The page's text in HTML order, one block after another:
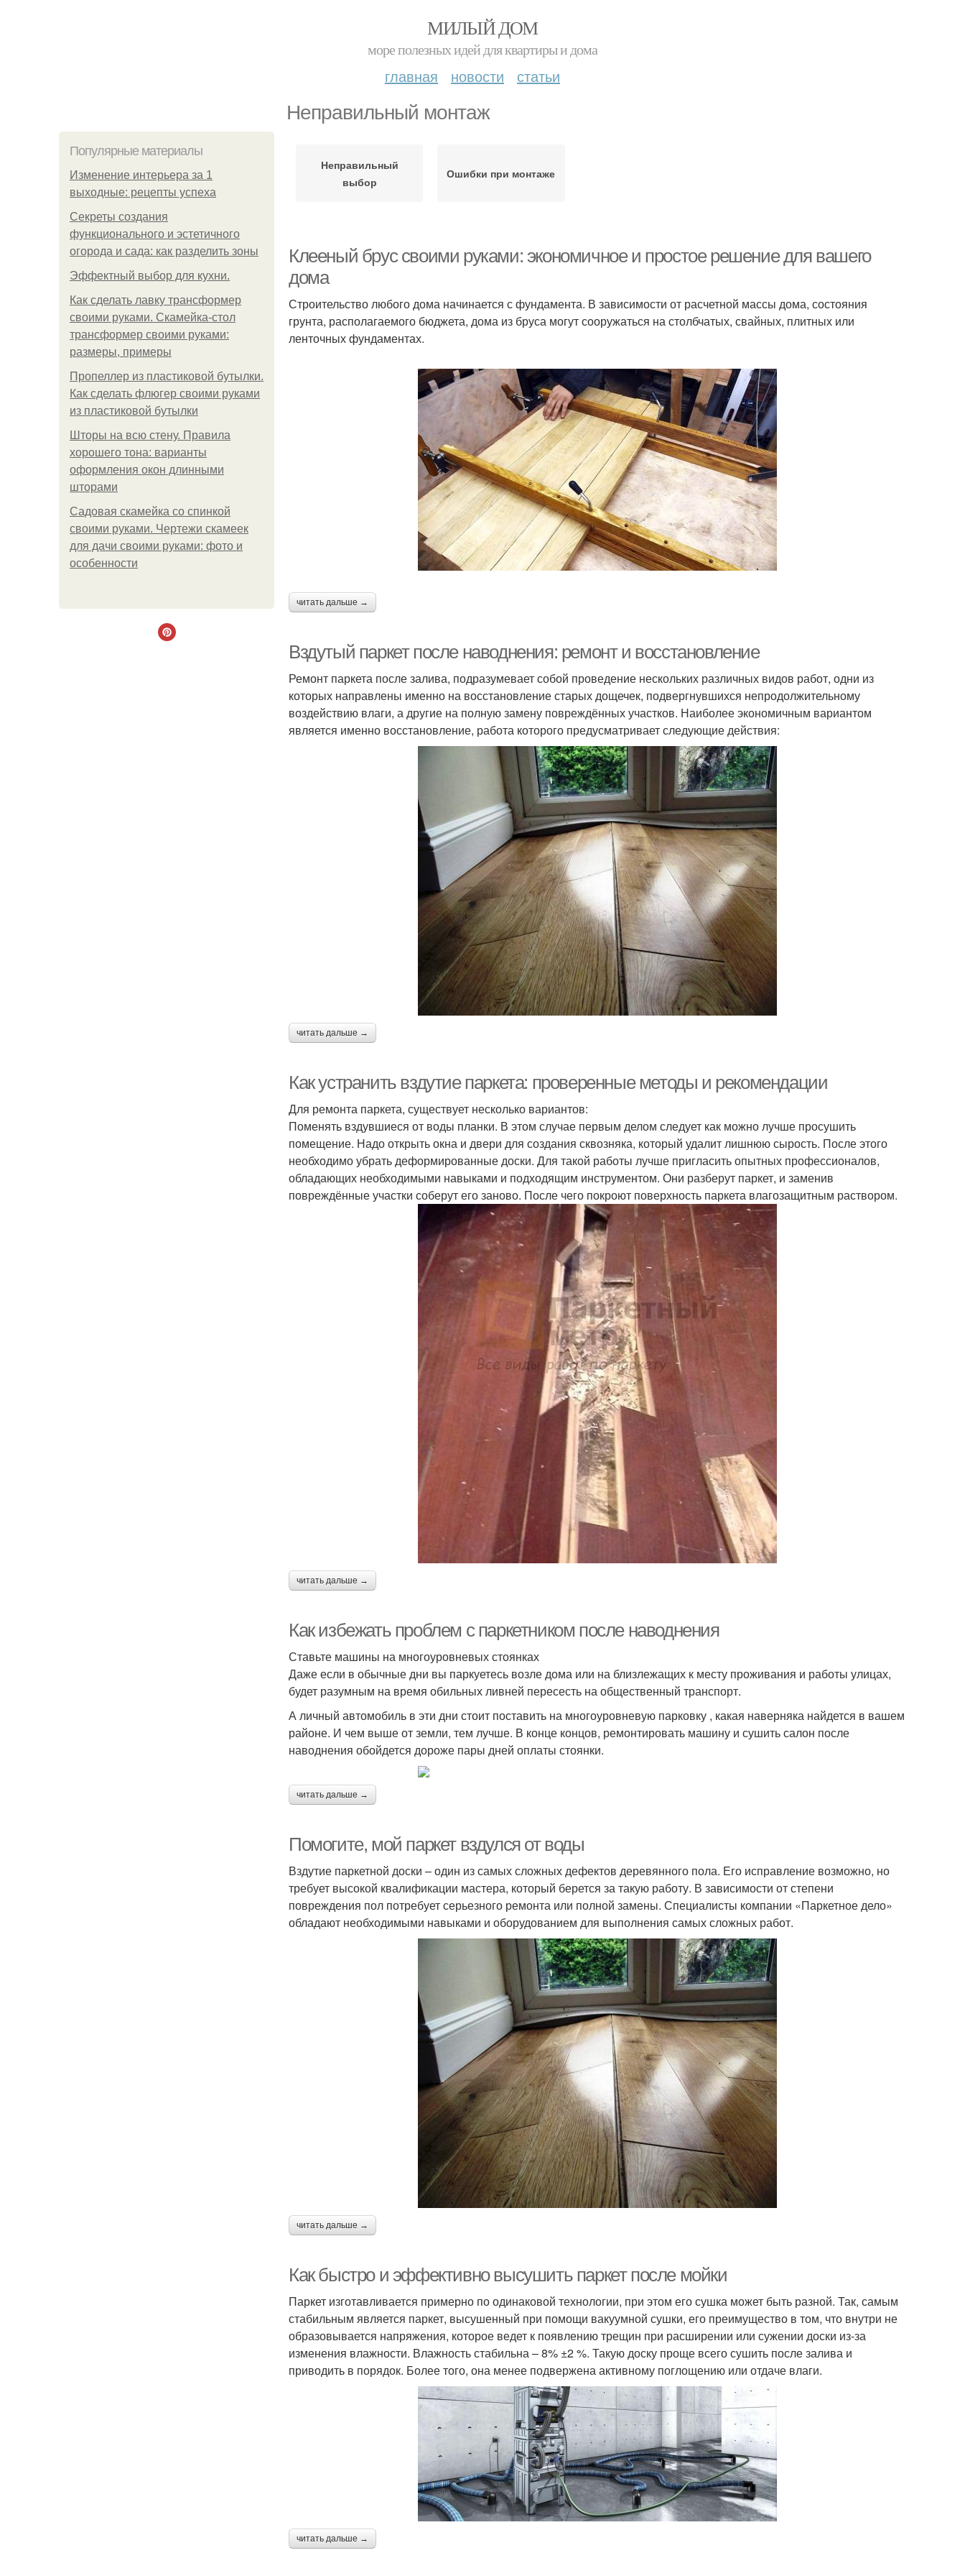
МИЛЫЙ ДОМ
море полезных идей для квартиры и дома
главная новости статьи
Неправильный монтаж
Популярные материалы
Изменение интерьера за 1
выходные: рецепты успеха
Секреты создания
функционального и эстетичного
огорода и сада: как разделить зоны
Эффектный выбор для кухни.
Как сделать лавку трансформер
своими руками. Скамейка-стол
трансформер своими руками:
размеры, примеры
Пропеллер из пластиковой бутылки.
Как сделать флюгер своими руками
из пластиковой бутылки
Шторы на всю стену. Правила
хорошего тона: варианты
оформления окон длинными
шторами
Садовая скамейка со спинкой
своими руками. Чертежи скамеек
для дачи своими руками: фото и
особенности
Неправильный
выбор
Ошибки при монтаже
Клееный брус своими руками: экономичное и простое решение для вашего
дома
Строительство любого дома начинается с фундамента. В зависимости от расчетной массы дома, состояния
грунта, располагаемого бюджета, дома из бруса могут сооружаться на столбчатых, свайных, плитных или
ленточных фундаментах.
читать дальше →
Вздутый паркет после наводнения: ремонт и восстановление
Ремонт паркета после залива, подразумевает собой проведение нескольких различных видов работ, одни из
которых направлены именно на восстановление старых дощечек, подвергнувшихся непродолжительному
воздействию влаги, а другие на полную замену повреждённых участков. Наиболее экономичным вариантом
является именно восстановление, работа которого предусматривает следующие действия:
читать дальше →
Как устранить вздутие паркета: проверенные методы и рекомендации
Для ремонта паркета, существует несколько вариантов:
Поменять вздувшиеся от воды планки. В этом случае первым делом следует как можно лучше просушить
помещение. Надо открыть окна и двери для создания сквозняка, который удалит лишнюю сырость. После этого
необходимо убрать деформированные доски. Для такой работы лучше пригласить опытных профессионалов,
обладающих необходимыми навыками и подходящим инструментом. Они разберут паркет, и заменив
повреждённые участки соберут его заново. После чего покроют поверхность паркета влагозащитным раствором.
читать дальше →
Как избежать проблем с паркетником после наводнения
Ставьте машины на многоуровневых стоянках
Даже если в обычные дни вы паркуетесь возле дома или на близлежащих к месту проживания и работы улицах,
будет разумным на время обильных ливней пересесть на общественный транспорт.
А личный автомобиль в эти дни стоит поставить на многоуровневую парковку , какая наверняка найдется в вашем
районе. И чем выше от земли, тем лучше. В конце концов, ремонтировать машину и сушить салон после
наводнения обойдется дороже пары дней оплаты стоянки.
читать дальше →
Помогите, мой паркет вздулся от воды
Вздутие паркетной доски – один из самых сложных дефектов деревянного пола. Его исправление возможно, но
требует высокой квалификации мастера, который берется за такую работу. В зависимости от степени
повреждения пол потребует серьезного ремонта или полной замены. Специалисты компании «Паркетное дело»
обладают необходимыми навыками и оборудованием для выполнения самых сложных работ.
читать дальше →
Как быстро и эффективно высушить паркет после мойки
Паркет изготавливается примерно по одинаковой технологии, при этом его сушка может быть разной. Так, самым
стабильным является паркет, высушенный при помощи вакуумной сушки, его преимущество в том, что внутри не
образовывается напряжения, которое ведет к появлению трещин при расширении или сужении доски из-за
изменения влажности. Влажность стабильна – 8% ±2 %. Такую доску проще всего сушить после залива и
приводить в порядок. Более того, она менее подвержена активному поглощению или отдаче влаги.
читать дальше →